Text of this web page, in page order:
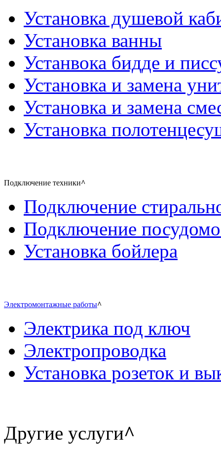
Установка душевой
Установка ванны
Устанвока бидде и
Установка и замена
Установка и замена
Установка
Подключение техники^
Подключение
Подключение
Установка бойлера
Электромонтажные работы^
Электрика под ключ
Электропроводка
Установка розеток и
Другие услуги^